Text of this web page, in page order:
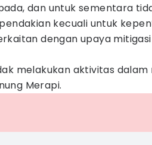
dan untuk sementara
kecuali untuk
dengan upaya mitigasi
melakukan aktivitas dalam
Merapi.